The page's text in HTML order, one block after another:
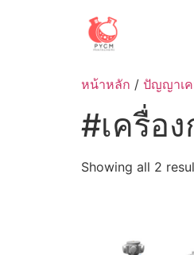
หน้าหลัก / ปัญญาเ
#เครื่อ
Showing all 2